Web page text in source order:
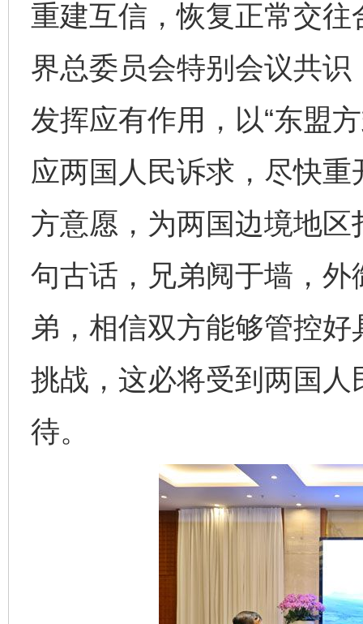
重建互信，恢复正常交
界总委员会特别会议共
发挥应有作用，以“东盟
应两国人民诉求，尽快
方意愿，为两国边境地
句古话，兄弟阋于墙，
弟，相信双方能够管控
挑战，这必将受到两国
待。